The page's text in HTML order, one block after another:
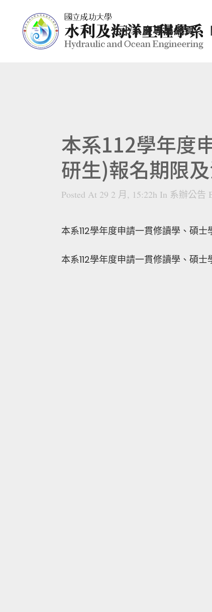
七十系慶專屬網頁
本系112學年度
研生)報名期限及
Posted At 29 2 月, 15:22h In 系辦公告
本系112學年度申請一貫修讀學、碩
本系112學年度申請一貫修讀學、碩士